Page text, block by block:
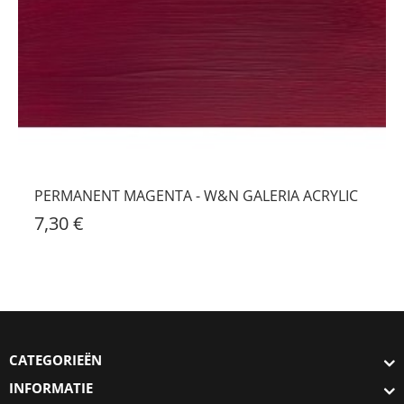
PERMANENT MAGENTA - W&N GALERIA ACRYLIC
7,30 €
CATEGORIEËN
INFORMATIE